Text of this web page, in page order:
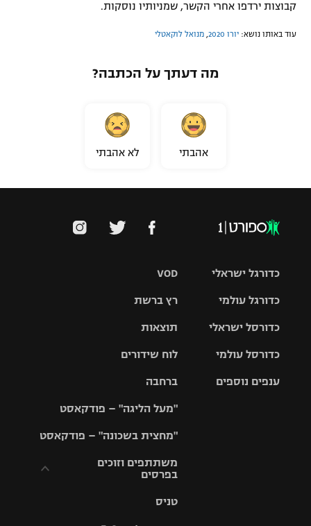
קבוצות ירדפו אחרי הקשר, שמניותיו נוסקות.
עוד באותו נושא: יורו 2020 מנואל לוקאטלי
מה דעתך על הכתבה?
אהבתי לא אהבתי
VOD
רץ ברשת
תוצאות
לוח שידורים
ברחבה
"מעל הליגה" – פודקאסט
"מחצית בשכונה" – פודקאסט
משתתפים וזוכים
בפרסים
וזוכים בפרסים
טניס
כדורגל ישראלי
גביע הטוטו
כדורגל עולמי
האלופות
ליגה
כדורסל ישראלי
סל
כדורסל עולמי
ענפים נוספים